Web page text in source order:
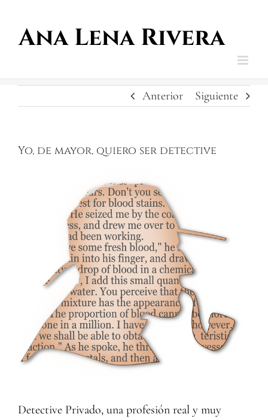
contenido
Anterior Siguiente
Yo, de mayor, quiero ser detective
Detective Privado, una profesión real y muy